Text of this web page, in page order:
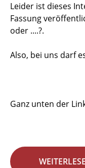
Leider ist dieses
Fassung
oder ....?.
Also, bei uns darf
Ganz unten der